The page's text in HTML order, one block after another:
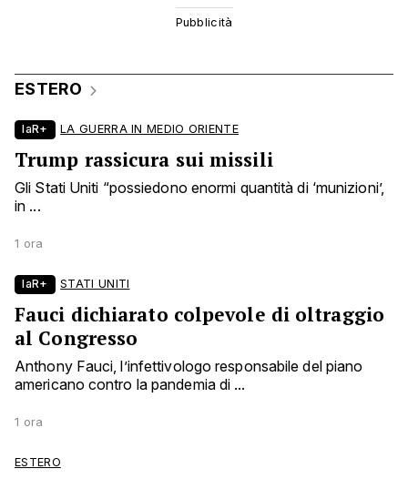
ESTERO
laR+ LA GUERRA IN MEDIO ORIENTE
Trump rassicura sui missili
Gli Stati Uniti “possiedono enormi quantità di ‘munizioni’,
in ...
1 ora
laR+ STATI UNITI
Fauci dichiarato colpevole di oltraggio
al Congresso
Anthony Fauci, l’infettivologo responsabile del piano
americano contro la pandemia di ...
1 ora
ESTERO